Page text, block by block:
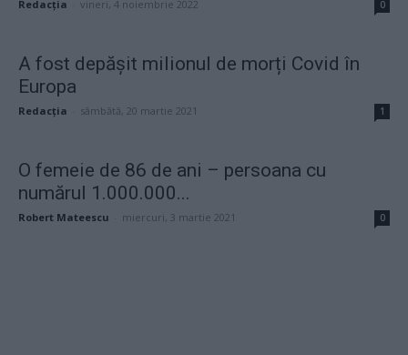
Redacţia vineri, 4 noiembrie 2022 0
A fost depășit milionul de morți Covid în
Europa
Redacţia sâmbătă, 20 martie 2021 1
O femeie de 86 de ani – persoana cu
numărul 1.000.000...
Robert Mateescu miercuri, 3 martie 2021 0